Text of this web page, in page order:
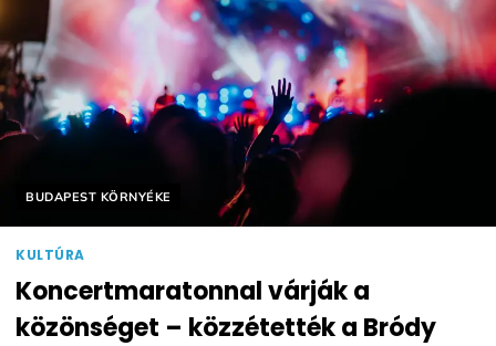
Helyszín címkék:
BUDAPEST KÖRNYÉKE
KULTÚRA
Koncertmaratonnal várják a
közönséget – közzétették a Bródy